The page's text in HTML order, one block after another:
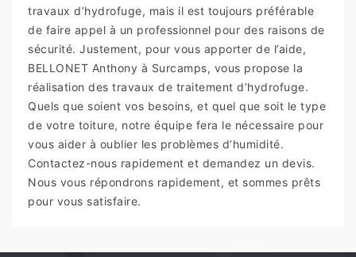
travaux d’hydrofuge, mais il est toujours préférable
de faire appel à un professionnel pour des raisons de
sécurité. Justement, pour vous apporter de l’aide,
BELLONET Anthony à Surcamps, vous propose la
réalisation des travaux de traitement d’hydrofuge.
Quels que soient vos besoins, et quel que soit le type
de votre toiture, notre équipe fera le nécessaire pour
vous aider à oublier les problèmes d’humidité.
Contactez-nous rapidement et demandez un devis.
Nous vous répondrons rapidement, et sommes prêts
pour vous satisfaire.